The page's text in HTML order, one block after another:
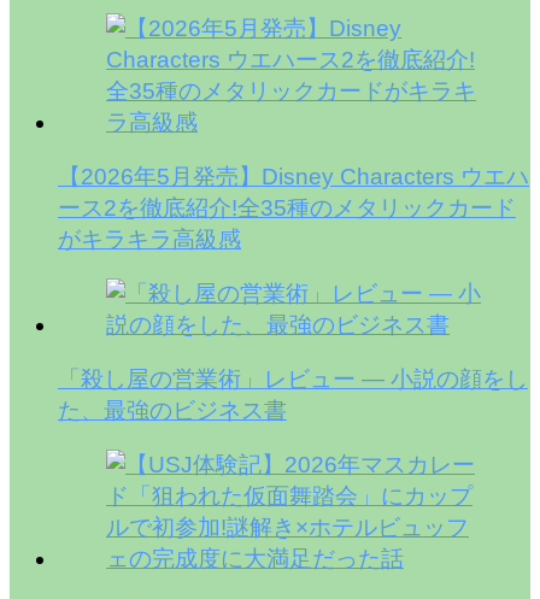
【2026年5月発売】Disney Characters ウエハ
ース2を徹底紹介!全35種のメタリックカード
がキラキラ高級感
「殺し屋の営業術」レビュー — 小説の顔をし
た、最強のビジネス書